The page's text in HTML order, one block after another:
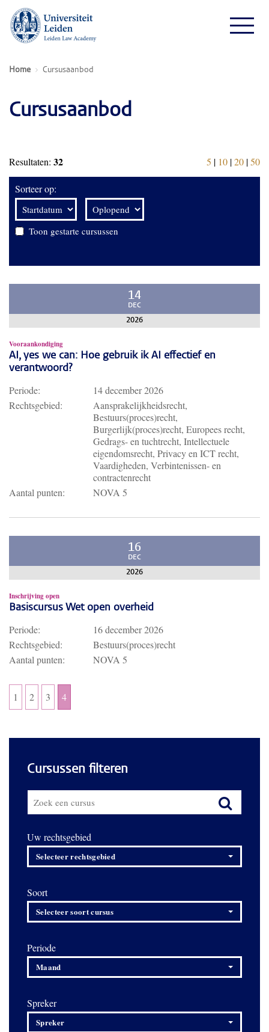
Home Cursusaanbod
Cursusaanbod
Resultaten: 32 5 | 10 |20 |50
Sorteer op:
Toon gestarte cursussen
14
DEC
2026
Vooraankondiging
AI, yes we can: Hoe gebruik ik AI effectief en
verantwoord?
Periode:
14 december 2026
Rechtsgebied:
Aansprakelijkheidsrecht,
Bestuurs(proces)recht,
Burgerlijk(proces)recht, Europees recht,
Gedrags- en tuchtrecht, Intellectuele
eigendomsrecht, Privacy en ICT recht,
Vaardigheden, Verbintenissen- en
contractenrecht
Aantal punten:
NOVA 5
16
DEC
2026
Inschrijving open
Basiscursus Wet open overheid
Periode:
16 december 2026
Rechtsgebied:
Bestuurs(proces)recht
Aantal punten:
NOVA 5
1 2 3 4
Cursussen filteren
Uw rechtsgebied
Selecteer rechtsgebied
Soort
Selecteer soort cursus
Periode
Maand
Spreker
Spreker